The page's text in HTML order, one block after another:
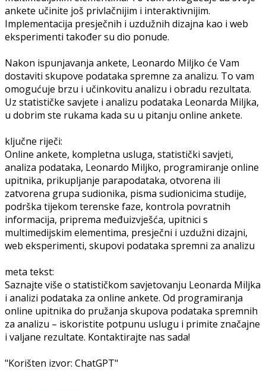
ankete učinite još privlačnijim i interaktivnijim.
Implementacija presječnih i uzdužnih dizajna kao i web
eksperimenti također su dio ponude.
Nakon ispunjavanja ankete, Leonardo Miljko će Vam
dostaviti skupove podataka spremne za analizu. To vam
omogućuje brzu i učinkovitu analizu i obradu rezultata.
Uz statističke savjete i analizu podataka Leonarda Miljka,
u dobrim ste rukama kada su u pitanju online ankete.
ključne riječi:
Online ankete, kompletna usluga, statistički savjeti,
analiza podataka, Leonardo Miljko, programiranje online
upitnika, prikupljanje parapodataka, otvorena ili
zatvorena grupa sudionika, pisma sudionicima studije,
podrška tijekom terenske faze, kontrola povratnih
informacija, priprema međuizvješća, upitnici s
multimedijskim elementima, presječni i uzdužni dizajni,
web eksperimenti, skupovi podataka spremni za analizu
meta tekst:
Saznajte više o statističkom savjetovanju Leonarda Miljka
i analizi podataka za online ankete. Od programiranja
online upitnika do pružanja skupova podataka spremnih
za analizu – iskoristite potpunu uslugu i primite značajne
i valjane rezultate. Kontaktirajte nas sada!
"Korišten izvor: ChatGPT"